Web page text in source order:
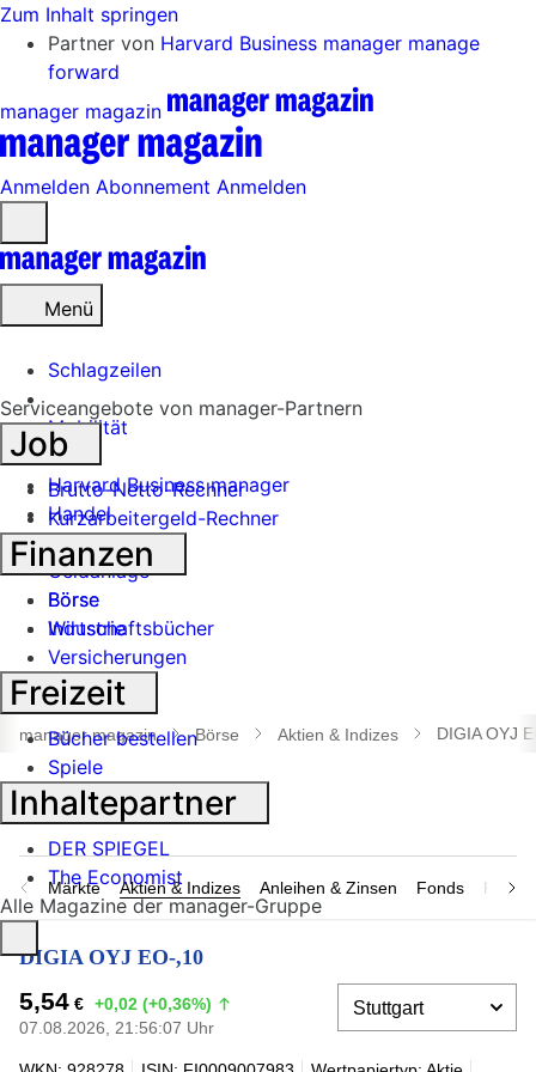
Zum Inhalt springen
Partner von Harvard Business manager manage
forward
manager magazin
Anmelden Abonnement Anmelden
öffnen
Menü
Schlagzeilen
Mobilität
Tech
Harvard Business manager
Handel
Banken
Geldanlage
Börse
Industrie
Suche
öffnen
manager magazin Börse Aktien & Indizes DIGIA OYJ
Märkte Aktien & Indizes Anleihen & Zinsen Fonds
DIGIA OYJ EO-,10
5,54 € +0,02 (+0,36%)
07.08.2026, 21:56:07 Uhr
Serviceangebote von manager-Partnern
Job
Brutto-Netto-Rechner
Kurzarbeitergeld-Rechner
Finanzen
Börse
Wirtschaftsbücher
Versicherungen
Freizeit
Bücher bestellen
Spiele
Inhaltepartner
DER SPIEGEL
The Economist
Alle Magazine der manager-Gruppe